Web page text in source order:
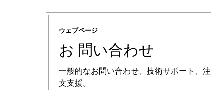
ウェブページ
お 問い合わせ
一般的なお問い合わせ、技術サポート、注
文支援。